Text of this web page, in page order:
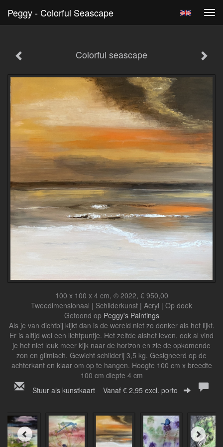
Peggy - Colorful Seascape
Colorful seascape
100 x 100 x 4 cm, © 2022, € 950,00
Tweedimensionaal | Schilderkunst | Acryl | Op doek
Getoond op Peggy's Paintings
Als je van dichtbij kijkt dan is de wereld niet zo donker als het lijkt.
Er is altijd wel een lichtpuntje. Het zelfde alshet leven, ook al vind
je het niet leuk meer kijk naar de horizon en zie de opkomende
zon en glimlach. Gewicht schilderij 3,5 kg. Gesigneerd op de
achterkant en klaar om op te hangen. Hoogte 100 cm x breedte
100 cm diepte 4 cm
Stuur als kunstkaart Vanaf € 2,95 excl. porto